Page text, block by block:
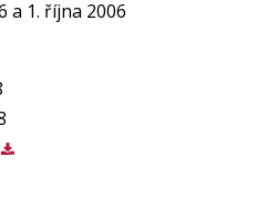
a 1. října 2006